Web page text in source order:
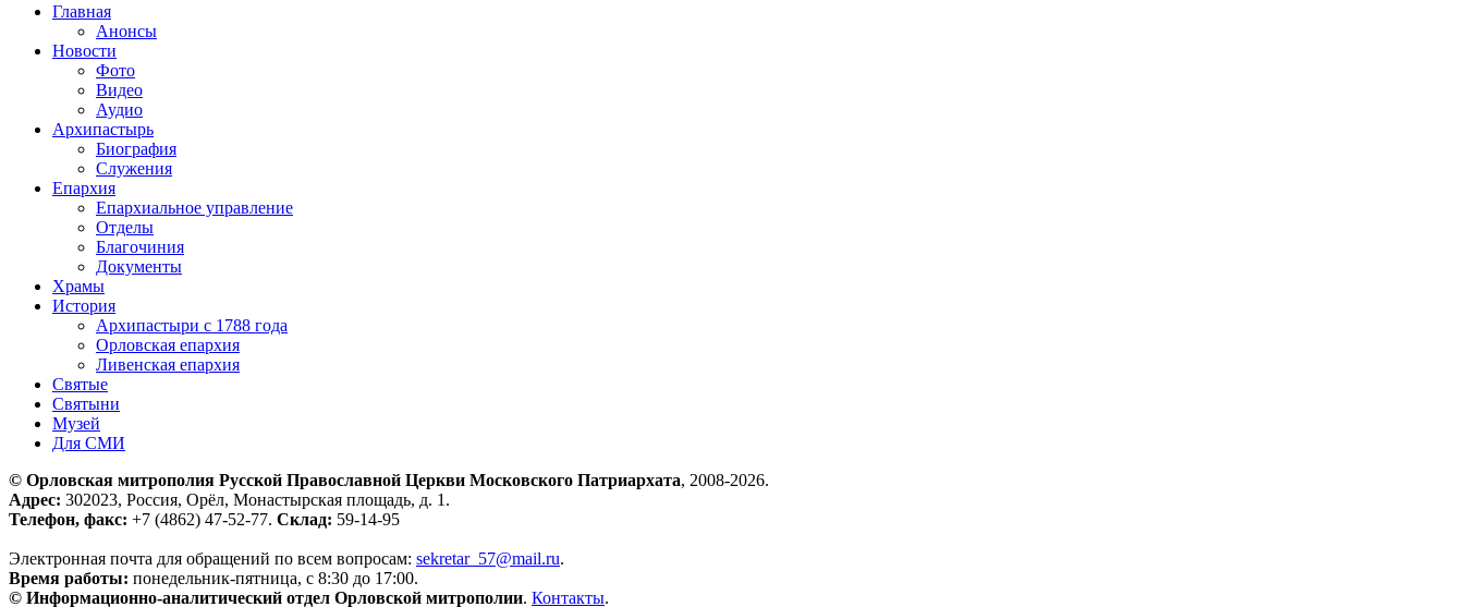
Главная
Анонсы
Новости
Фото
Видео
Аудио
Архипастырь
Биография
Служения
Епархия
Епархиальное управление
Отделы
Благочиния
Документы
Храмы
История
Архипастыри с 1788 года
Орловская епархия
Ливенская епархия
Святые
Святыни
Музей
Для СМИ
© Орловская митрополия Русской Православной Церкви Московского Патриархата, 2008-2026.
Адрес: 302023, Россия, Орёл, Монастырская площадь, д. 1.
Телефон, факс: +7 (4862) 47-52-77. Склад: 59-14-95
Электронная почта для обращений по всем вопросам: sekretar_57@mail.ru.
Время работы: понедельник-пятница, с 8:30 до 17:00.
© Информационно-аналитический отдел Орловской митрополии. Контакты.